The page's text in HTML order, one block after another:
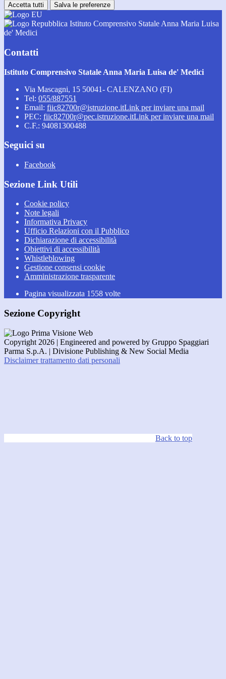
Accetta tutti Salva le preferenze
Istituto Comprensivo Statale Anna Maria Luisa
de' Medici
Contatti
Istituto Comprensivo Statale Anna Maria Luisa de' Medici
Via Mascagni, 15 50041- CALENZANO (FI)
Tel: 055/887551
Email: fiic82700r@istruzione.itLink per inviare una mail
PEC: fiic82700r@pec.istruzione.itLink per inviare una mail
C.F.: 94081300488
Seguici su
Facebook
Sezione Link Utili
Cookie policy
Note legali
Informativa Privacy
Ufficio Relazioni con il Pubblico
Dichiarazione di accessibilità
Obiettivi di accessibilità
Whistleblowing
Gestione consensi cookie
Amministrazione trasparente
Pagina visualizzata 1558 volte
Sezione Copyright
Copyright 2026 | Engineered and powered by Gruppo Spaggiari
Parma S.p.A. | Divisione Publishing & New Social Media
Disclaimer trattamento dati personali
Back to top